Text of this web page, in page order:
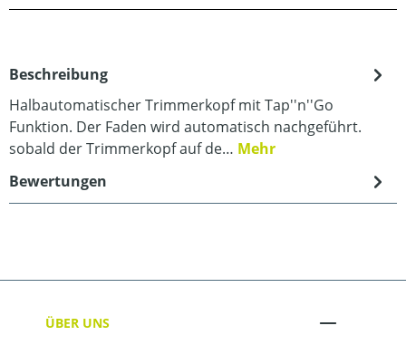
Beschreibung
Halbautomatischer Trimmerkopf mit Tap''n''Go
Funktion. Der Faden wird automatisch nachgeführt.
sobald der Trimmerkopf auf de… Mehr
Bewertungen
ÜBER UNS